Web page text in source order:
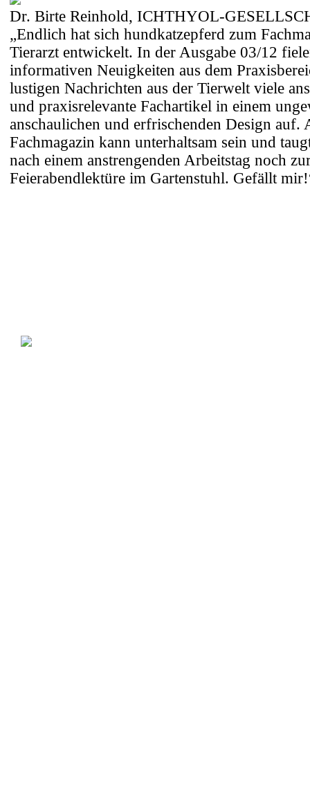
Dr. Birte Reinhold, ICHTHYOL-
„Endlich hat sich hundkatzepferd zum
Tierarzt entwickelt. In der Ausgabe 03/12
informativen Neuigkeiten aus dem
lustigen Nachrichten aus der Tierwelt viele
und praxisrelevante Fachartikel in einem
anschaulichen und erfrischenden Design auf.
Fachmagazin kann unterhaltsam sein und
nach einem anstrengenden Arbeitstag noch
Feierabendlektüre im Gartenstuhl. Gefällt